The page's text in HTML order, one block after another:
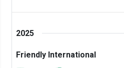
2025
Friendly International